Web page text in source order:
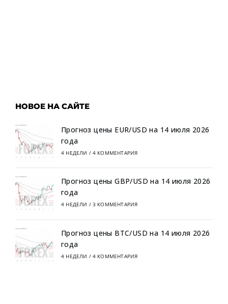
НОВОЕ НА САЙТЕ
Прогноз цены EUR/USD на 14 июля 2026
года
4 НЕДЕЛИ / 4 КОММЕНТАРИЯ
Прогноз цены GBP/USD на 14 июля 2026
года
4 НЕДЕЛИ / 3 КОММЕНТАРИЯ
Прогноз цены BTC/USD на 14 июля 2026
года
4 НЕДЕЛИ / 4 КОММЕНТАРИЯ